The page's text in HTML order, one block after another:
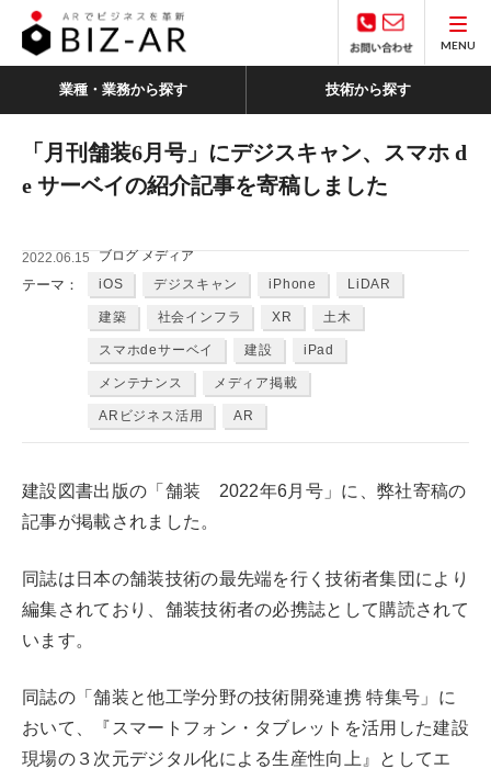
MENU
業種・業務から探す 技術から探す
「月刊舗装6月号」にデジスキャン、スマホ d
e サーベイの紹介記事を寄稿しました
2022.06.15 ブログ メディア
テーマ： iOS デジスキャン iPhone LiDAR
建築 社会インフラ XR 土木
スマホdeサーベイ 建設 iPad
メンテナンス メディア掲載
ARビジネス活用 AR
建設図書出版の「舗装 2022年6月号」に、弊社寄稿の
記事が掲載されました。
同誌は日本の舗装技術の最先端を行く技術者集団により
編集されており、舗装技術者の必携誌として購読されて
います。
同誌の「舗装と他工学分野の技術開発連携 特集号」に
おいて、『スマートフォン・タブレットを活用した建設
現場の３次元デジタル化による生産性向上』としてエ